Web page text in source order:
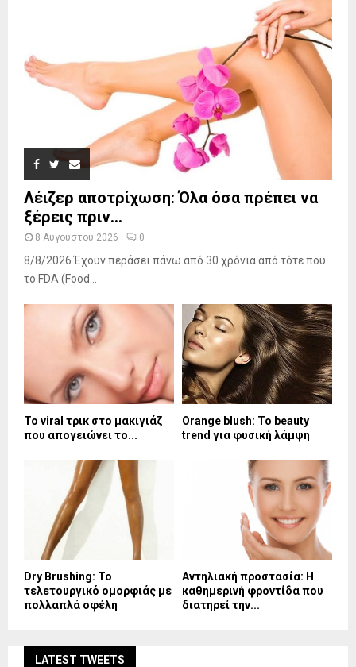
Λέιζερ αποτρίχωση: Όλα όσα πρέπει να
ξέρεις πριν...
8 Αυγούστου 2026 0
8/8/2026 Έχουν περάσει πάνω από 30 χρόνια από τότε που
το FDA (Food...
Το viral τρικ στο μακιγιάζ
που απογειώνει το...
Orange blush: Το beauty
trend για φυσική λάμψη
Dry Brushing: Το
τελετουργικό ομορφιάς με
πολλαπλά οφέλη
Αντηλιακή προστασία: Η
καθημερινή φροντίδα που
διατηρεί την...
LATEST TWEETS